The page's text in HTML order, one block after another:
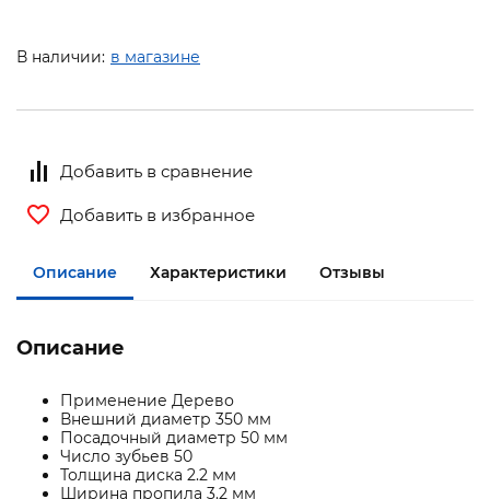
В наличии: в магазине
Добавить в сравнение
Добавить в избранное
Описание Характеристики Отзывы
Описание
Применение Дерево
Внешний диаметр 350 мм
Посадочный диаметр 50 мм
Число зубьев 50
Толщина диска 2.2 мм
Ширина пропила 3.2 мм